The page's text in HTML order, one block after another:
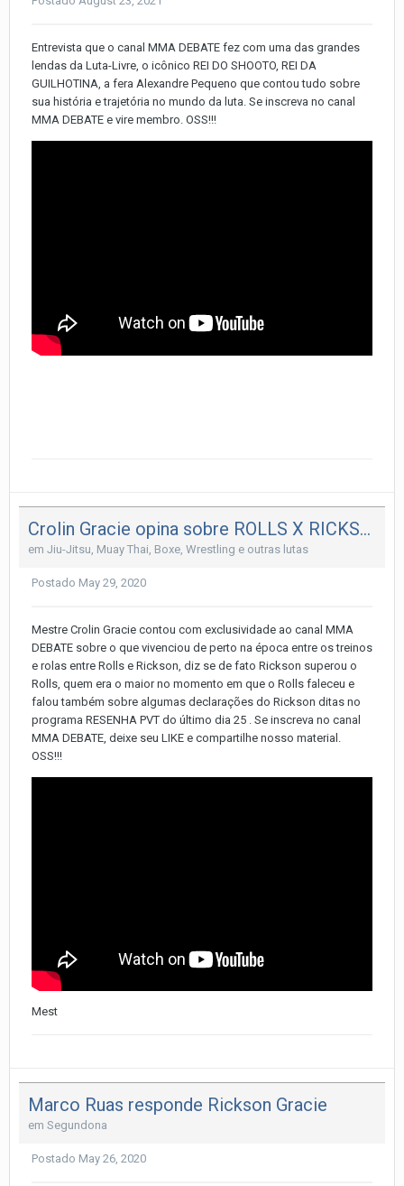
Entrevista que o canal MMA DEBATE fez com uma das grandes
lendas da Luta-Livre, o icônico REI DO SHOOTO, REI DA
GUILHOTINA, a fera Alexandre Pequeno que contou tudo sobre
sua história e trajetória no mundo da luta. Se inscreva no canal
MMA DEBATE e vire membro. OSS!!!
Crolin Gracie opina sobre ROLLS X RICKSON
em Jiu-Jitsu, Muay Thai, Boxe, Wrestling e outras lutas
Postado May 29, 2020
Mestre Crolin Gracie contou com exclusividade ao canal MMA
DEBATE sobre o que vivenciou de perto na época entre os treinos
e rolas entre Rolls e Rickson, diz se de fato Rickson superou o
Rolls, quem era o maior no momento em que o Rolls faleceu e
falou também sobre algumas declarações do Rickson ditas no
programa RESENHA PVT do último dia 25 . Se inscreva no canal
MMA DEBATE, deixe seu LIKE e compartilhe nosso material.
OSS!!!
Mest
Marco Ruas responde Rickson Gracie
em Segundona
Postado May 26, 2020